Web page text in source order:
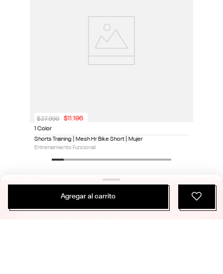
1 Color
Shorts Training | Mesh Hr Bike Short | Mujer
Entrenamiento Funcional
$27.990 $11.196
Agregar al carrito
ÚNETE Y RECIBE 20% DE DESCUENTO EN